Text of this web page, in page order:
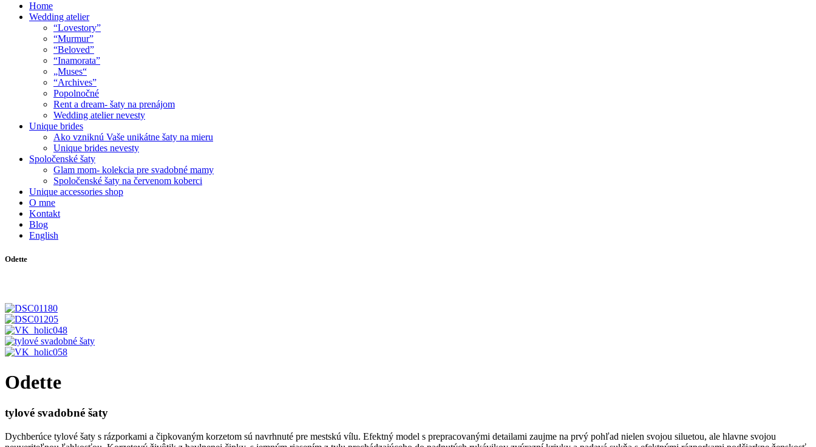
Home
Wedding atelier
“Lovestory”
“Murmur”
“Beloved”
“Inamorata”
„Muses“
“Archives”
Popolnočné
Rent a dream- šaty na prenájom
Wedding atelier nevesty
Unique brides
Ako vzniknú Vaše unikátne šaty na mieru
Unique brides nevesty
Spoločenské šaty
Glam mom- kolekcia pre svadobné mamy
Spoločenské šaty na červenom koberci
Unique accessories shop
O mne
Kontakt
Blog
English
Odette
Odette
tylové svadobné šaty
Dychberúce tylové šaty s rázporkami a čipkovaným korzetom sú navrhnuté pre mestskú vílu. Efektný model s prepracovanými detailami zaujme na prvý pohľad nielen svojou siluetou, ale hlavne svojou